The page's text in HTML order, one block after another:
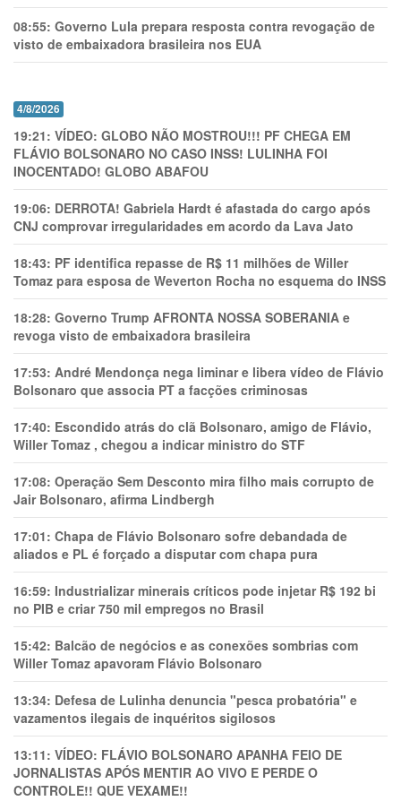
08:55: Governo Lula prepara resposta contra revogação de
visto de embaixadora brasileira nos EUA
4/8/2026
19:21: VÍDEO: GLOBO NÃO MOSTROU!!! PF CHEGA EM
FLÁVIO BOLSONARO NO CASO INSS! LULINHA FOI
INOCENTADO! GLOBO ABAFOU
19:06: DERROTA! Gabriela Hardt é afastada do cargo após
CNJ comprovar irregularidades em acordo da Lava Jato
18:43: PF identifica repasse de R$ 11 milhões de Willer
Tomaz para esposa de Weverton Rocha no esquema do INSS
18:28: Governo Trump AFRONTA NOSSA SOBERANIA e
revoga visto de embaixadora brasileira
17:53: André Mendonça nega liminar e libera vídeo de Flávio
Bolsonaro que associa PT a facções criminosas
17:40: Escondido atrás do clã Bolsonaro, amigo de Flávio,
Willer Tomaz , chegou a indicar ministro do STF
17:08: Operação Sem Desconto mira filho mais corrupto de
Jair Bolsonaro, afirma Lindbergh
17:01: Chapa de Flávio Bolsonaro sofre debandada de
aliados e PL é forçado a disputar com chapa pura
16:59: Industrializar minerais críticos pode injetar R$ 192 bi
no PIB e criar 750 mil empregos no Brasil
15:42: Balcão de negócios e as conexões sombrias com
Willer Tomaz apavoram Flávio Bolsonaro
13:34: Defesa de Lulinha denuncia "pesca probatória" e
vazamentos ilegais de inquéritos sigilosos
13:11: VÍDEO: FLÁVIO BOLSONARO APANHA FEIO DE
JORNALISTAS APÓS MENTIR AO VIVO E PERDE O
CONTROLE!! QUE VEXAME!!